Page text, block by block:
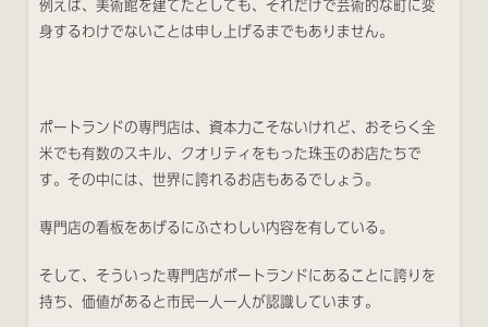
例えば、美術館を建てたとしても、それだけで芸術的な町に変
身するわけでないことは申し上げるまでもありません。
ポートランドの専門店は、資本力こそないけれど、おそらく全
米でも有数のスキル、クオリティをもった珠玉のお店たちで
す。その中には、世界に誇れるお店もあるでしょう。
専門店の看板をあげるにふさわしい内容を有している。
そして、そういった専門店がポートランドにあることに誇りを
持ち、価値があると市民一人一人が認識しています。